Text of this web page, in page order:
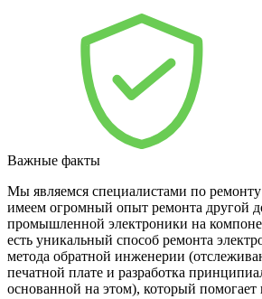
Важные факты
Мы являемся специалистами по
имеем огромный опыт ремонта другой
промышленной электроники на
есть уникальный способ ремонта
метода обратной инженерии
печатной плате и разработка
основанной на этом), который